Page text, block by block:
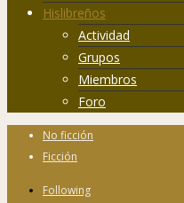
Hislibreños
Actividad
Grupos
Miembros
Foro
No ficción
Ficción
Following